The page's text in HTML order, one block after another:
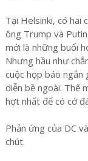
Tại Helsinki, có hai
ông Trump và
mới là những buổi
Nhưng hầu như
cuộc họp báo ngắn
diễn bề ngoài. Thế
hợt nhất để có cớ
Phản ứng của DC
chút.